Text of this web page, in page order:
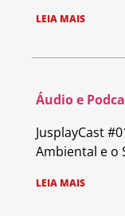
LEIA MAIS
Áudio e
JusplayCast
Ambiental e o
LEIA MAIS